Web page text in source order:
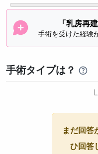
「乳房再
手術を受けた経験
手術タイプは？
まだ回答
ひ回答